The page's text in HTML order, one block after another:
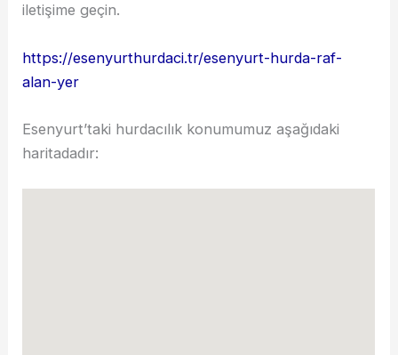
iletişime geçin.
https://esenyurthurdaci.tr/esenyurt-hurda-raf-
alan-yer
Esenyurt’taki hurdacılık konumumuz aşağıdaki
haritadadır: